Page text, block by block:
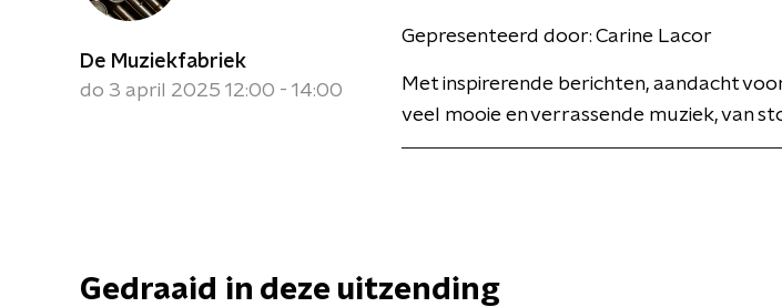
De Muziekfabriek
do 3 april 2025 12:00 - 14:00
Gepresenteerd door: Carine Lacor
Met inspirerende berichten, aandacht
veel mooie en verrassende muziek, van
Gedraaid in deze uitzending